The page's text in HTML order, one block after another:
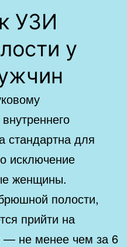
УЗИ
у
стандартна для
исключение
женщины.
полости,
прийти на
— не менее чем за 6